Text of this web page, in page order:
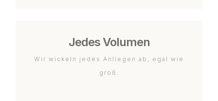
Jedes Volumen
Wir wickeln jedes Anliegen ab, egal wie
groß.